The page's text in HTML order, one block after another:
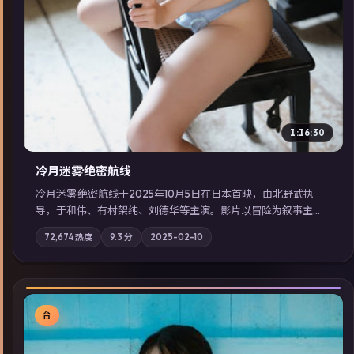
1:16:30
冷月迷雾·绝密航线
冷月迷雾·绝密航线于2025年10月5日在日本首映，由北野武执
导，于和伟、有村架纯、刘德华等主演。影片以冒险为叙事主
轴，记忆碎片重组后，主角发现自己从未活过“真实”的一天；摄
影与配乐强化地域气质；站内亦可通过「国产免费观看高清电视
剧在线看」延展检索同类型高分佳作，畅享高清在线追剧体验。
72,674热度 9.3 分 2025-02-10
台